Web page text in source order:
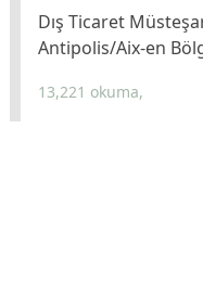
Dış Ticaret
Antipolis/Aix-en
13,221 okuma,